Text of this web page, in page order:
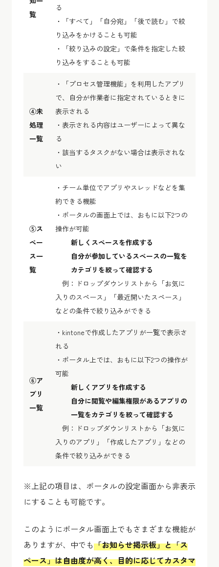
覧
る
・「すべて」「自分宛」「後で読む」で絞
り込みをかけることも可能
・「絞り込みの設定」で条件を指定した絞
り込みをすることも可能
④未
処理
一覧
・「プロセス管理機能」を利用したアプリ
で、自分が作業者に指定されているときに
表示される
・表示される内容はユーザーによって異な
る
・該当するタスクがない場合は表示されな
い
⑤ス
ペー
ス一
覧
・チーム単位でアプリやスレッドなどを集
約できる機能
・ポータルの画面上では、おもに以下2つの
操作が可能
新しくスペースを作成する
自分が参加しているスペースの一覧を
カテゴリを絞って確認する
例：ドロップダウンリストから「お気に
入りのスペース」「最近開いたスペース」
などの条件で絞り込みができる
⑥ア
プリ
一覧
・kintoneで作成したアプリが一覧で表示さ
れる
・ポータル上では、おもに以下2つの操作が
可能
新しくアプリを作成する
自分に閲覧や編集権限があるアプリの
一覧をカテゴリを絞って確認する
例：ドロップダウンリストから「お気に
入りのアプリ」「作成したアプリ」などの
条件で絞り込みができる
※上記の項目は、ポータルの設定画面から非表示
にすることも可能です。
このようにポータル画面上でもさまざまな機能が
ありますが、中でも「お知らせ掲示板」と「ス
ペース」は自由度が高く、目的に応じてカスタマ